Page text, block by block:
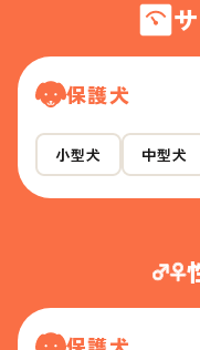
保護犬
小型犬 中型犬